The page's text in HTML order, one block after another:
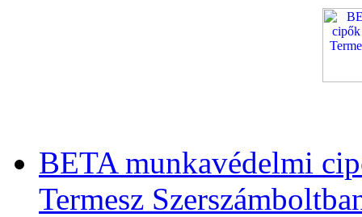
BETA munkavédelmi
Termesz